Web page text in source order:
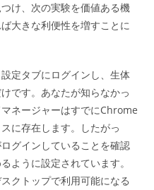
け、次の実験を価値ある機
大きな利便性を増すことに
定タブにログインし、生体
です。あなたが知らなかっ
ネージャーはすでにChrome
に存在します。したがっ
グインしていることを確認
ように設定されています。
クトップで利用可能になる